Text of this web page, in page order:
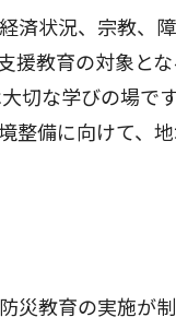
済状況、宗教、
援教育の対象と
切な学びの場で
整備に向けて、
教育の実施が制